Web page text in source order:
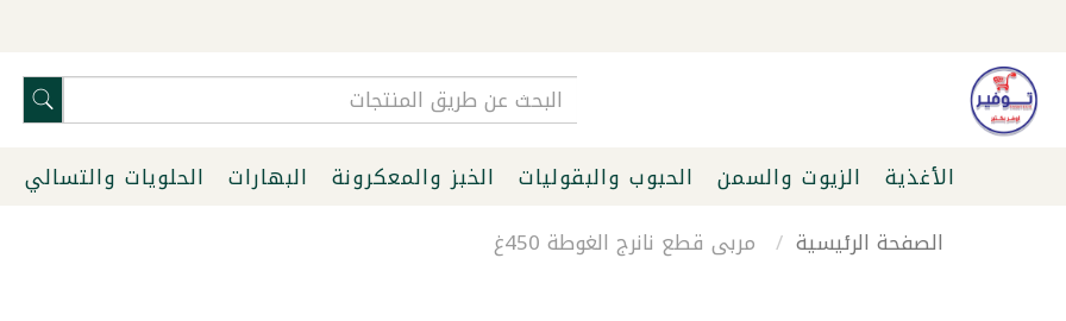
الأغذية الزيوت والسمن الحبوب والبقوليات الخبز والمعكرونة البهارات الحلويات والتسالي
الصفحة الرئيسية
مربى قطع نانرج الغوطة 450غ